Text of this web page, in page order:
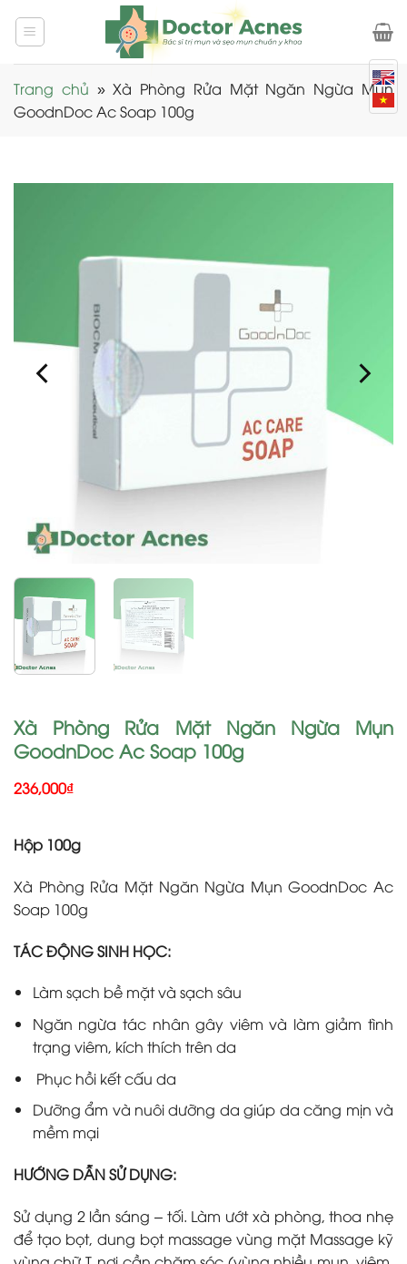
Trang chủ »Xà Phòng Rửa Mặt Ngăn Ngừa Mụn
GoodnDoc Ac Soap 100g
Xà Phòng Rửa Mặt Ngăn Ngừa Mụn
GoodnDoc Ac Soap 100g
236,000₫
Hộp 100g
Xà Phòng Rửa Mặt Ngăn Ngừa Mụn GoodnDoc Ac
Soap 100g
TÁC ĐỘNG SINH HỌC:
Làm sạch bề mặt và sạch sâu
Ngăn ngừa tác nhân gây viêm và làm giảm tình
trạng viêm, kích thích trên da
Phục hồi kết cấu da
Dưỡng ẩm và nuôi dưỡng da giúp da căng mịn và
mềm mại
HƯỚNG DẪN SỬ DỤNG:
Sử dụng 2 lần sáng – tối. Làm ướt xà phòng, thoa nhẹ
để tạo bọt, dung bọt massage vùng mặt Massage kỹ